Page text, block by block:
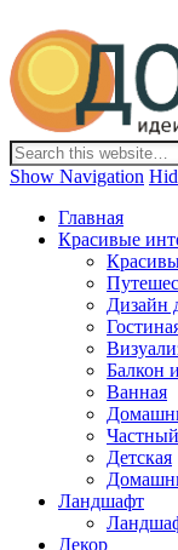
Дом-Цветник
Дизайн интерьера
Идеи со всего мира.
Show Navigation
Главная
Красивые
Дизайн
Балкон
Ванная
Детская
Ландшафт
Декор